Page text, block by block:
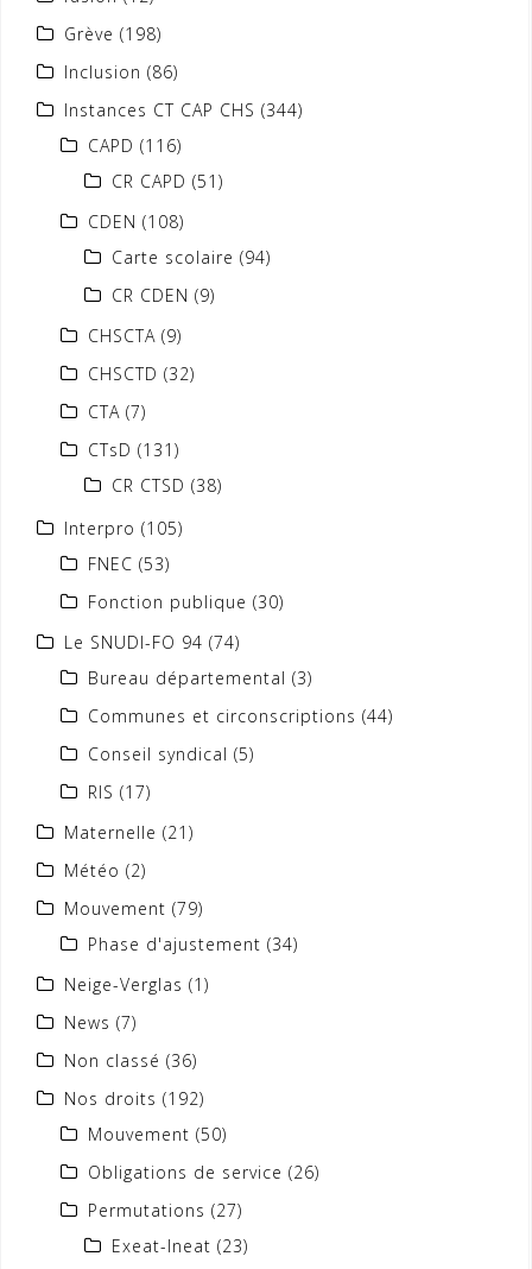
Grève (198)
Inclusion (86)
Instances CT CAP CHS (344)
CAPD (116)
CR CAPD (51)
CDEN (108)
Carte scolaire (94)
CR CDEN (9)
CHSCTA (9)
CHSCTD (32)
CTA (7)
CTsD (131)
CR CTSD (38)
Interpro (105)
FNEC (53)
Fonction publique (30)
Le SNUDI-FO 94 (74)
Bureau départemental (3)
Communes et circonscriptions (44)
Conseil syndical (5)
RIS (17)
Maternelle (21)
Météo (2)
Mouvement (79)
Phase d'ajustement (34)
Neige-Verglas (1)
News (7)
Non classé (36)
Nos droits (192)
Mouvement (50)
Obligations de service (26)
Permutations (27)
Exeat-Ineat (23)